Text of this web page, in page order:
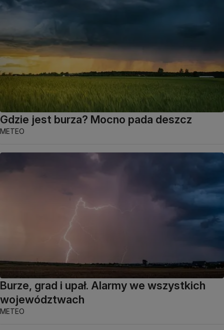
Gdzie jest burza? Mocno pada deszcz
METEO
Burze, grad i upał. Alarmy we wszystkich
województwach
METEO